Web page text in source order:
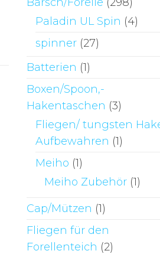
Paladin UL Spin (4)
spinner (27)
Batterien (1)
Boxen/Spoon,-
Hakentaschen (3)
Fliegen/ tungsten
Aufbewahren (1)
Meiho (1)
Meiho Zubehör (1)
Cap/Mützen (1)
Fliegen für den
Forellenteich (2)